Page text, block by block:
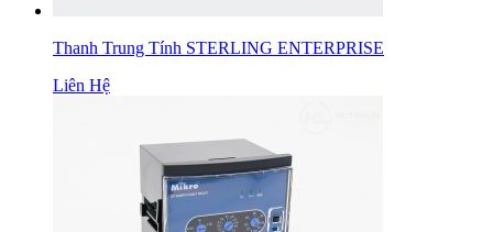
Thanh Trung Tính STERLING ENTERPRISE
Liên Hệ